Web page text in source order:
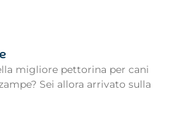
migliore pettorina per cani
Sei allora arrivato sulla